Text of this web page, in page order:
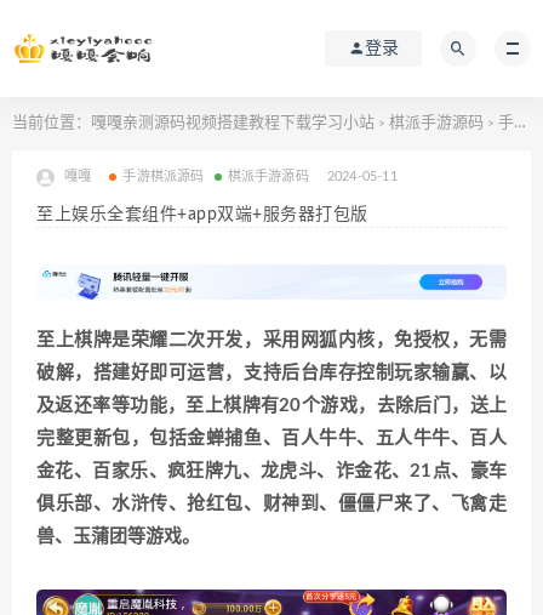
登录
当前位置： 嘎嘎亲测源码视频搭建教程下载学习小站 > 棋派手游源码 > 手游棋派源码
嘎嘎 手游棋派源码 棋派手游源码 2024-05-11
至上娱乐全套组件+app双端+服务器打包版
至上棋牌是荣耀二次开发，采用网狐内核，免授权，无需
破解，搭建好即可运营，支持后台库存控制玩家输赢、以
及返还率等功能，至上棋牌有20个游戏，去除后门，送上
完整更新包，包括金蝉捕鱼、百人牛牛、五人牛牛、百人
金花、百家乐、疯狂牌九、龙虎斗、诈金花、21点、豪车
俱乐部、水浒传、抢红包、财神到、僵僵尸来了、飞禽走
兽、玉蒲团等游戏。